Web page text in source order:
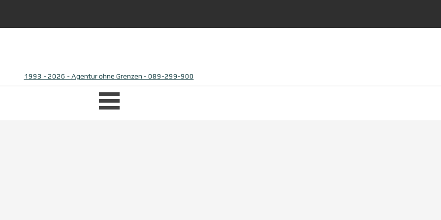
1993 - 2026 - Agentur ohne Grenzen - 089-299-900